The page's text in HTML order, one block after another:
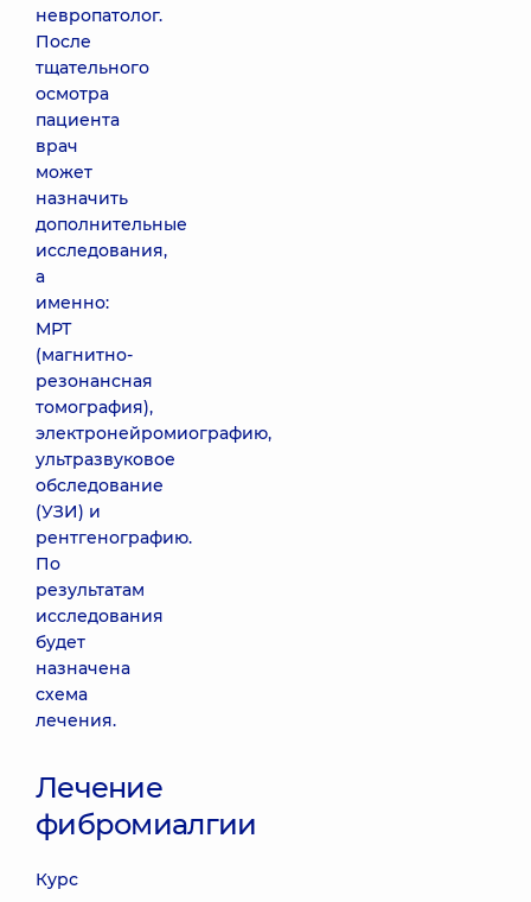
невропатолог.
После
тщательного
осмотра
пациента
врач
может
назначить
дополнительные
исследования,
а
именно:
МРТ
(магнитно-
резонансная
томография),
электронейромиографию,
ультразвуковое
обследование
(УЗИ) и
рентгенографию.
По
результатам
исследования
будет
назначена
схема
лечения.
Лечение
фибромиалгии
Курс